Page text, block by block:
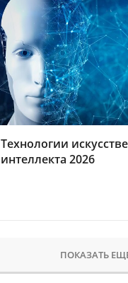
Технологии
интеллекта 2026
ПОКАЗАТЬ